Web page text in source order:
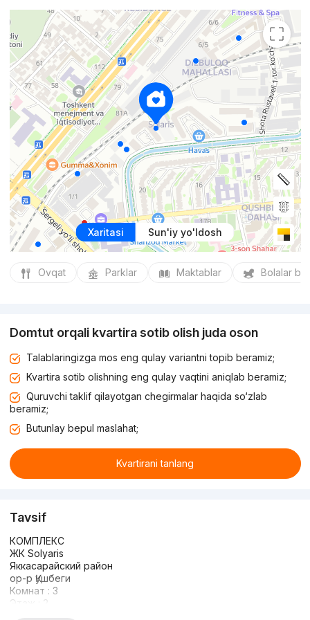
Xaritasi Sun'iy yo'ldosh
Ovqat Parklar Maktablar Bolalar
Domtut orqali kvartira sotib olish juda oson
Talablaringizga mos eng qulay variantni topib beramiz;
Kvartira sotib olishning eng qulay vaqtini aniqlab beramiz;
Quruvchi taklif qilayotgan chegirmalar haqida so‘zlab
beramiz;
Butunlay bepul maslahat;
Kvartirani tanlang
Tavsif
КОМПЛЕКС
ЖК Solyaris
Яккасарайский район
ор-р Қушбеги
Комнат : 3
Этаж : 2